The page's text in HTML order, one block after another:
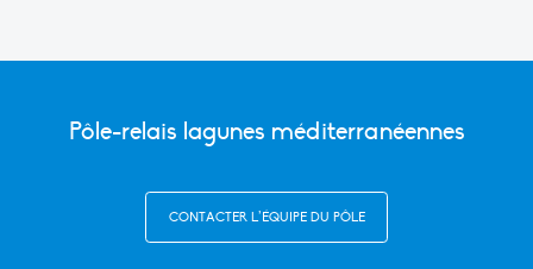
Pôle-relais lagunes méditerranéennes
CONTACTER L’ÉQUIPE DU PÔLE